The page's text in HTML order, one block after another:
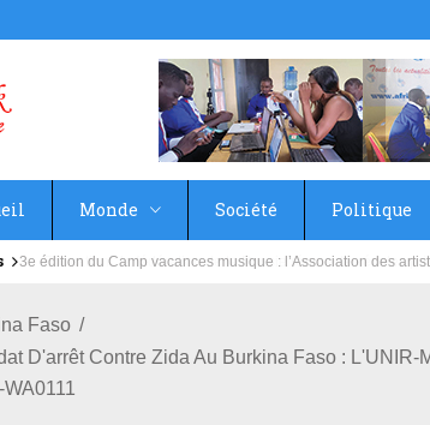
Monde Société Politique
Education : la fédération de la Russie rénove les écoles
Faso
D'arrêt Contre Zida Au Burkina Faso :
WA0111